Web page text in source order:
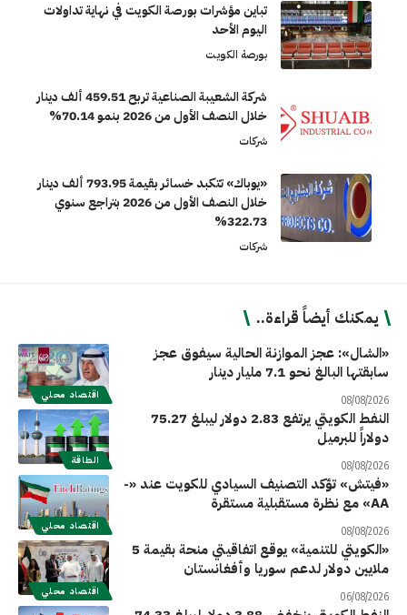
تباين مؤشرات بورصة الكويت في نهاية تداولات
اليوم الأحد
بورصة الكويت
شركة الشعيبة الصناعية تربح 459.51 ألف دينار
خلال النصف الأول من 2026 بنمو 70.14%
شركات
«يوباك» تتكبد خسائر بقيمة 793.95 ألف دينار
خلال النصف الأول من 2026 بتراجع سنوي
322.73%
شركات
يمكنك أيضاً قراءة..
اقتصاد محلي
«الشال»: عجز الموازنة الحالية سيفوق عجز
سابقتها البالغ نحو 7.1 مليار دينار
08/08/2026
الطاقة
النفط الكويتي يرتفع 2.83 دولار ليبلغ 75.27
دولاراً للبرميل
08/08/2026
اقتصاد محلي
«فيتش» تؤكد التصنيف السيادي للكويت عند «-
AA» مع نظرة مستقبلية مستقرة
08/08/2026
اقتصاد محلي
«الكويتي للتنمية» يوقع اتفاقيتي منحة بقيمة 5
ملايين دولار لدعم سوريا وأفغانستان
06/08/2026